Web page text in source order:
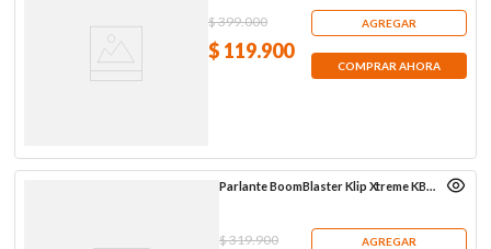
$399.000
$ 119.900
AGREGAR
COMPRAR AHORA
Parlante BoomBlaster Klip Xtreme KBS-
$319.900 AGREGAR